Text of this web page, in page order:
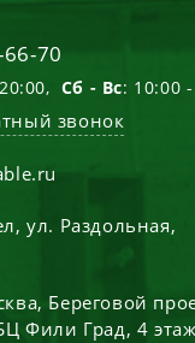
70
Сб - Вс: 10:00
звонок
,ул. Раздольная,
, Береговой
Фили Град, 4 этаж